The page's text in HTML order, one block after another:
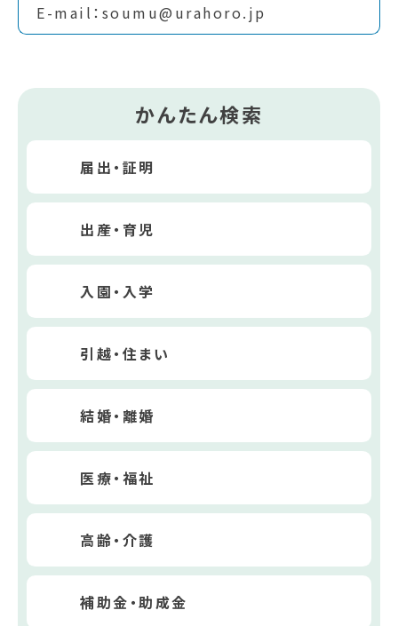
E-mail：soumu@urahoro.jp
かんたん検索
届出・証明
出産・育児
入園・入学
引越・住まい
結婚・離婚
医療・福祉
高齢・介護
補助金・助成金